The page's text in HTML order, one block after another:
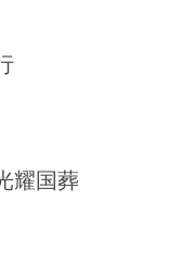
耀国葬